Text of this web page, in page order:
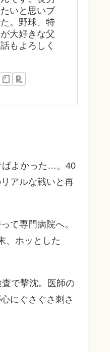
いと思いブ
。野球、特
大好きな父
もよろしく
ばよかった…。40
アルな戦いと再
て専門病院へ。
、ホッとした
査で撃沈。医師の
にぐさぐさ刺さ